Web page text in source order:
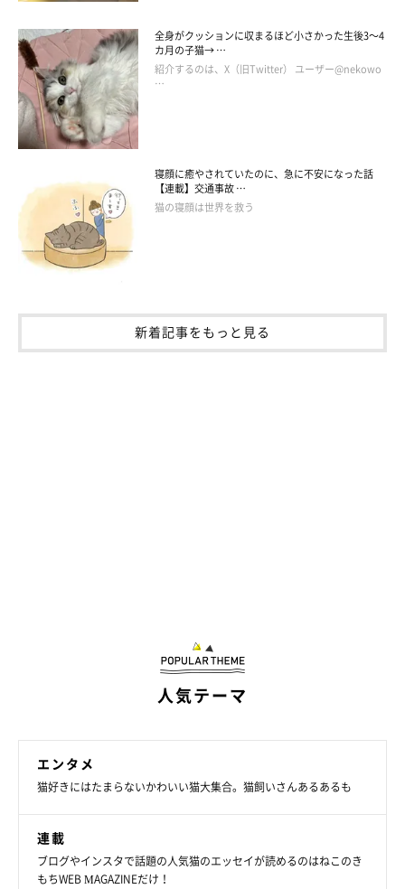
結果、激おこなたまちゃん
ちゃんとカップ麺を見張っていなかったおかーさんのミスなんで
ね。
これからは危なそうな場所に置かないようにするね。
全身がクッションに収まるほど小さかった生後3～4
カ月の子猫→ …
紹介するのは、X（旧Twitter） ユーザー@nekowo
…
寝顔に癒やされていたのに、急に不安になった話
【連載】交通事故 …
猫の寝顔は世界を救う
新着記事をもっと見る
人気テーマ
エンタメ
猫好きにはたまらないかわいい猫大集合。猫飼いさんあるあるも
連載
ブログやインスタで話題の人気猫のエッセイが読めるのはねこのき
もちWEB MAGAZINEだけ！